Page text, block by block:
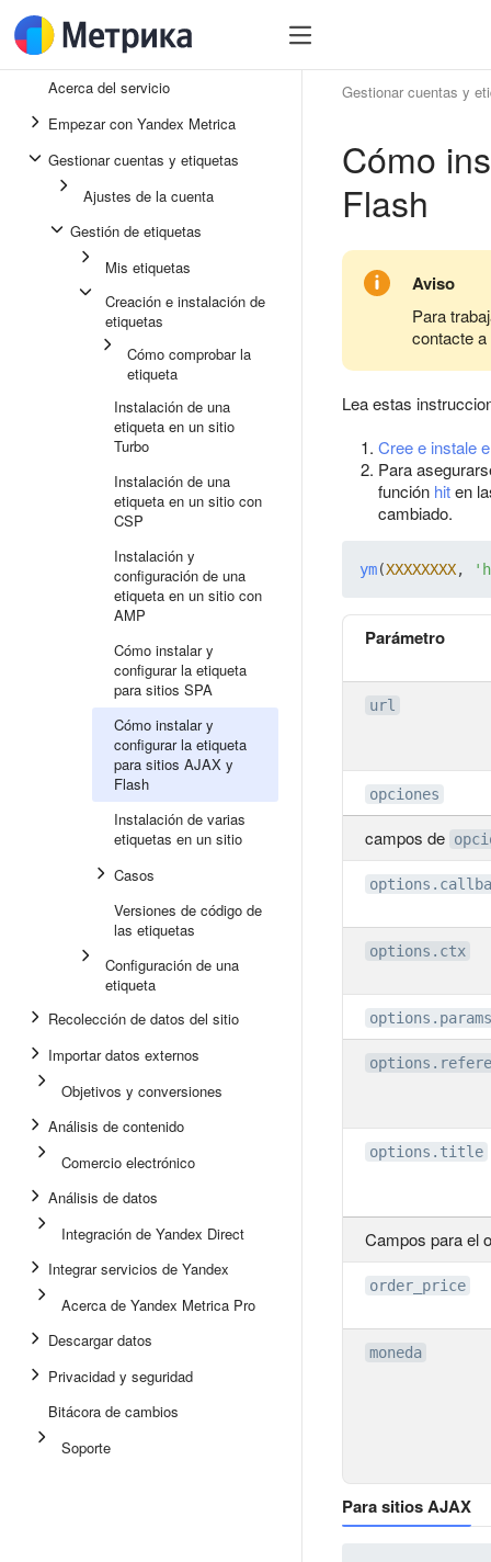
Acerca del servicio
Empezar con Yandex Metrica
Gestionar cuentas y etiquetas
Ajustes de la cuenta
Gestión de etiquetas
Mis etiquetas
Creación e instalación de
etiquetas
Cómo comprobar la
etiqueta
Instalación de una
etiqueta en un sitio
Turbo
Instalación de una
etiqueta en un sitio con
CSP
Instalación y
configuración de una
etiqueta en un sitio con
AMP
Cómo instalar y
configurar la etiqueta
para sitios SPA
Cómo instalar y
configurar la etiqueta
para sitios AJAX y
Flash
Instalación de varias
etiquetas en un sitio
Casos
Versiones de código de
las etiquetas
Configuración de una
etiqueta
Recolección de datos del sitio
Importar datos externos
Objetivos y conversiones
Análisis de contenido
Comercio electrónico
Análisis de datos
Integración de Yandex Direct
Integrar servicios de Yandex
Acerca de Yandex Metrica Pro
Descargar datos
Privacidad y seguridad
Bitácora de cambios
Soporte
Gestionar cuentas y
Cómo
Flash
Aviso
Para
contacte
Lea estas
Cree e instale
Para
función hiten
cambiado.
ym(XXXXXXXX,
Parámetro
url
opciones
campos de
options.ctx
options.params
options.title
Campos para el
order_price
moneda
Para sitios AJAX